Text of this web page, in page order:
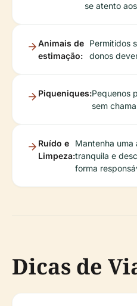
se atento
Animais de
estimação:
Permitidos
donos
Piqueniques:Pequenos
sem
Ruído e
Limpeza:
Mantenha uma
tranquila e
forma
Dicas de